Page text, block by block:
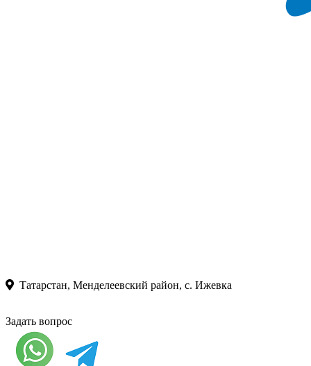
Татарстан, Менделеевский район, с. Ижевка
Задать вопрос